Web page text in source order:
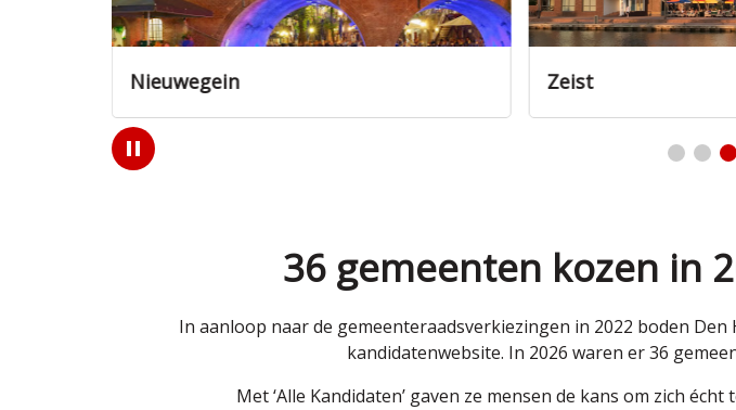
Nieuwegein
Play
/
36 gemeenten kozen in
In aanloop naar de gemeenteraadsverkiezingen in 2022 boden
kandidatenwebsite. In 2026 waren er 36
Met ‘Alle Kandidaten’ gaven ze mensen de kans om zich